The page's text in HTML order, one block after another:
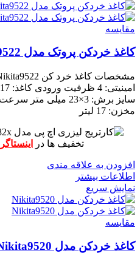
مقايسه
کاغذ خردکن پروتک مدل Nikita9522
مشخصات کاغذ خرد کن Nikita9522
امینیتی: 4
ظرفیت ورودی کاغذ: 17 برگ
سایز برش: 3×23 میلی متر
سرعت برش: 3
مخزن: 17 لیتر
تخفیف ها در
افزودن به علاقه مندی
اطلاعات بیشتر
نمایش سریع
مقايسه
کاغذ خردکن مدل Nikita9520